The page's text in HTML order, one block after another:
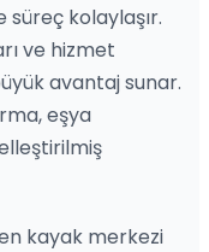
kolaylaşır.
ve hizmet
avantaj sunar.
eşya
kayak merkezi